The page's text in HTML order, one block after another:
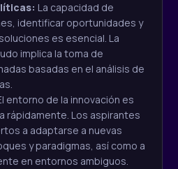
La capacidad de
identificar oportunidades y
es esencial. La
implica la toma de
basadas en el análisis de
entorno de la innovación es
rápidamente. Los aspirantes
a adaptarse a nuevas
y paradigmas, así como a
en entornos ambiguos.